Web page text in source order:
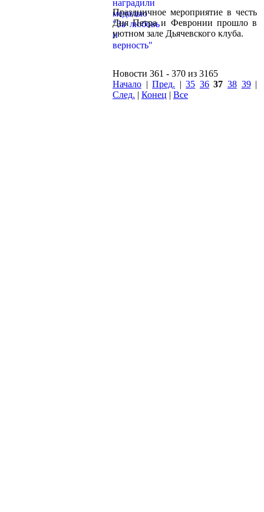
Праздничное мероприятие в честь
Дня Петра и Февронии прошло в
уютном зале Дьячевского клуба.
Новости 361 - 370 из 3165
Начало |Пред. |35 36 37 38 39|
След. | Конец | Все